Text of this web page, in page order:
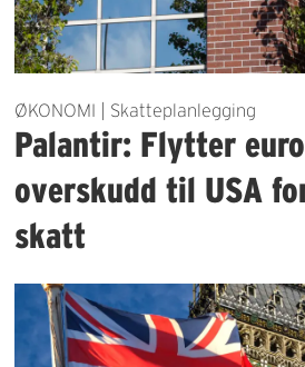
ØKONOMI | Skatteplanlegging
Palantir: Flytter
overskudd til USA
skatt